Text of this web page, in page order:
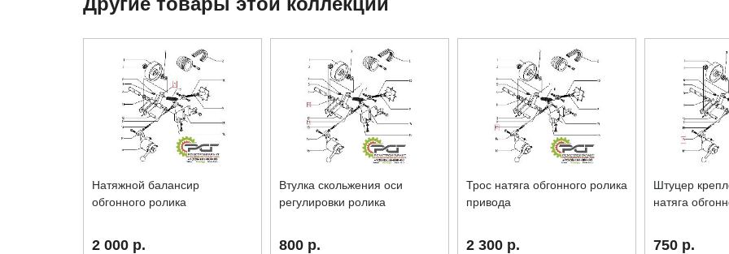
Натяжной балансир
обгонного ролика
2 000 р.
Втулка скольжения оси
регулировки ролика
800 р.
Трос натяга обгонного ролика
привода
2 300 р.
Штуцер
натяга
750 р.